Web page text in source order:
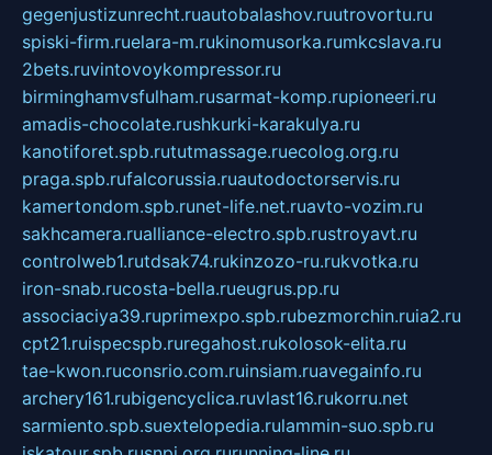
gegenjustizunrecht.ruautobalashov.ruutrovortu.ru
spiski-firm.ruelara-m.rukinomusorka.rumkcslava.ru
2bets.ruvintovoykompressor.ru
birminghamvsfulham.rusarmat-komp.rupioneeri.ru
amadis-chocolate.rushkurki-karakulya.ru
kanotiforet.spb.rututmassage.ruecolog.org.ru
praga.spb.rufalcorussia.ruautodoctorservis.ru
kamertondom.spb.runet-life.net.ruavto-vozim.ru
sakhcamera.rualliance-electro.spb.rustroyavt.ru
controlweb1.rutdsak74.rukinzozo-ru.rukvotka.ru
iron-snab.rucosta-bella.rueugrus.pp.ru
associaciya39.ruprimexpo.spb.rubezmorchin.ruia2.ru
cpt21.ruispecspb.ruregahost.rukolosok-elita.ru
tae-kwon.ruconsrio.com.ruinsiam.ruavegainfo.ru
archery161.rubigencyclica.ruvlast16.rukorru.net
sarmiento.spb.suextelopedia.rulammin-suo.spb.ru